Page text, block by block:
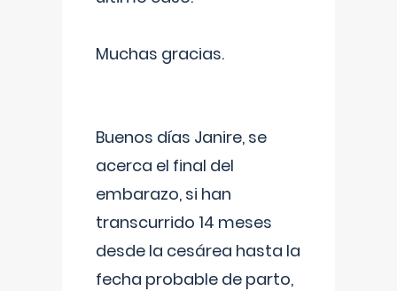
Muchas gracias.
Buenos días Janire, se
acerca el final del
embarazo, si han
transcurrido 14 meses
desde la cesárea hasta la
fecha probable de parto,